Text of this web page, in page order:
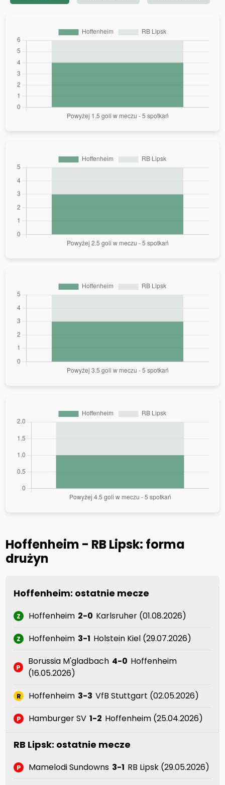
Hoffenheim - RB Lipsk: forma
drużyn
Hoffenheim: ostatnie mecze
Z Hoffenheim 2-0 Karlsruher (01.08.2026)
Z Hoffenheim 3-1 Holstein Kiel (29.07.2026)
P
Borussia M'gladbach 4-0 Hoffenheim
(16.05.2026)
R Hoffenheim 3-3 VfB Stuttgart (02.05.2026)
P Hamburger SV 1-2 Hoffenheim (25.04.2026)
RB Lipsk: ostatnie mecze
P Mamelodi Sundowns 3-1 RB Lipsk (29.05.2026)